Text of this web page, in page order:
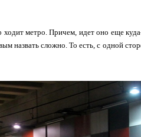
метро. Причем, идет оно еще
назвать сложно. То есть, с одной